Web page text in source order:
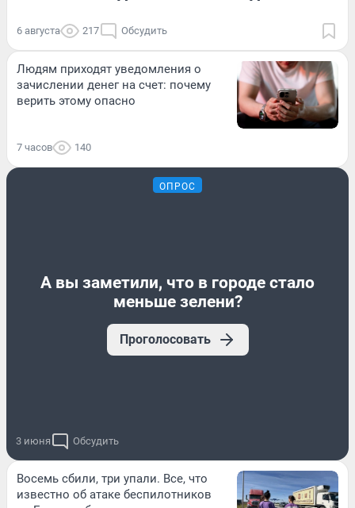
6 августа 217 Обсудить
Людям приходят уведомления о
зачислении денег на счет: почему
верить этому опасно
7 часов 140
ОПРОС
А вы заметили, что в городе стало
меньше зелени?
Проголосовать
3 июня Обсудить
Восемь сбили, три упали. Все, что
известно об атаке беспилотников